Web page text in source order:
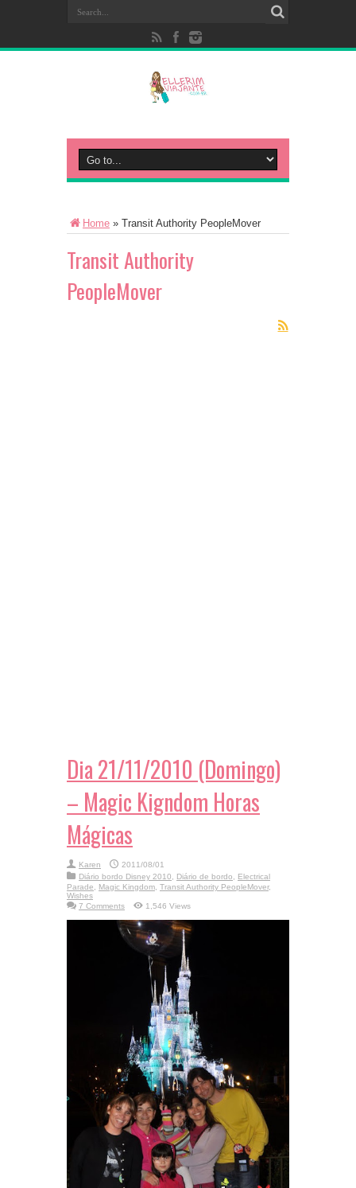
Home » Transit Authority PeopleMover
Transit Authority
PeopleMover
Dia 21/11/2010 (Domingo)
– Magic Kigndom Horas
Mágicas
Karen
2011/08/01
Diário bordo Disney 2010, Diário de bordo, Electrical
Parade, Magic Kingdom, Transit Authority PeopleMover,
Wishes
7 Comments
1,546 Views